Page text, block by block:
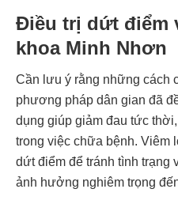
Điều trị dứt điểm
khoa Minh Nhơn
Cần lưu ý rằng những cách
phương pháp dân gian đã
dụng giúp giảm đau tức
trong việc chữa bệnh. Viêm
dứt điểm để tránh tình
ảnh hưởng nghiêm trọng